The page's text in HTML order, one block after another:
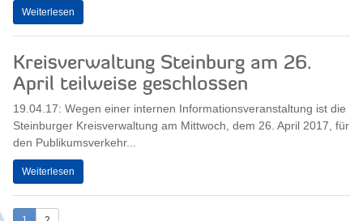
Weiterlesen
Kreisverwaltung Steinburg am 26.
April teilweise geschlossen
19.04.17: Wegen einer internen Informationsveranstaltung ist die
Steinburger Kreisverwaltung am Mittwoch, dem 26. April 2017, für
den Publikumsverkehr...
Weiterlesen